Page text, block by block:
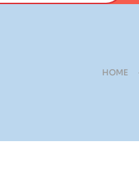
HOME